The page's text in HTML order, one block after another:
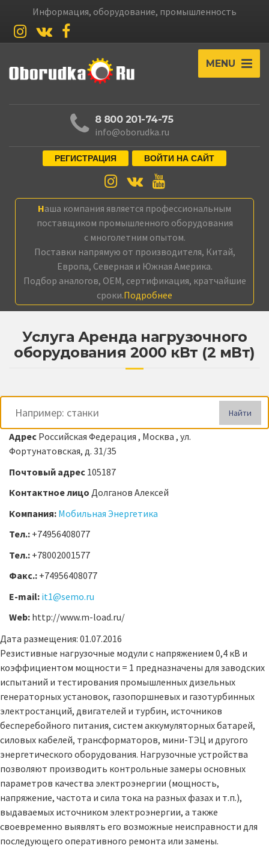
Информация, оборудование, промышленность
MENU
8 800 201-74-75
info@oborudka.ru
РЕГИСТРАЦИЯ ВОЙТИ НА САЙТ
Наша компания является профессиональным
поставщиком промышленного оборудования
с многолетним опытом.
Поставки напрямую от производителя, Китай,
Европа, Северная и Южная Америка.
Подбор аналогов, OEM, сертификация, кратчайшие
сроки.Подробнее
Услуга Аренда нагрузочного
оборудования 2000 кВт (2 мВт)
Найти
Адрес Российская Федерация , Москва , ул.
Фортунатовская, д. 31/35
Почтовый адрес 105187
Контактное лицо Долганов Алексей
Компания: Мобильная Энергетика
Тел.: +74956408077
Тел.: +78002001577
Факс.: +74956408077
E-mail: it1@semo.ru
Web: http://www.m-load.ru/
Дата размещения: 01.07.2016
Резистивные нагрузочные модули с напряжением 0,4 кВ и
коэффициентом мощности = 1 предназначены для заводских
испытаний и тестирования промышленных дизельных
генераторных установок, газопоршневых и газотурбинных
электростанций, двигателей и турбин, источников
бесперебойного питания, систем аккумуляторных батарей,
силовых кабелей, трансформаторов, мини-ТЭЦ и другого
энергетического оборудования. Нагрузочные устройства
позволяют производить контрольные замеры основных
параметров качества электроэнергии (мощность,
напряжение, частота и сила тока на разных фазах и т.п.),
выдаваемых источником электроэнергии, а также
своевременно выявлять его возможные неисправности для
последующего оперативного ремонта или замены.